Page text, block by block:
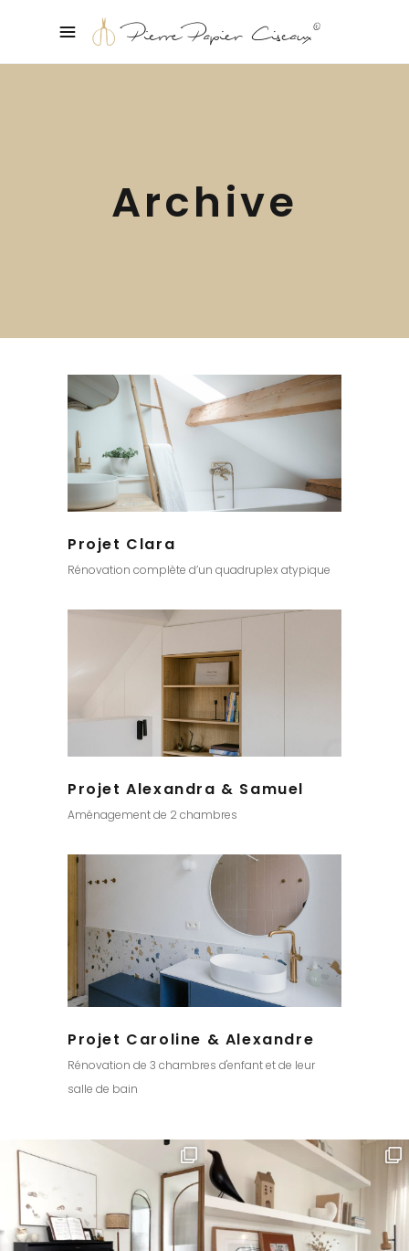
Archive
Projet Clara
Rénovation complète d’un quadruplex atypique
Projet Alexandra & Samuel
Aménagement de 2 chambres
Projet Caroline & Alexandre
Rénovation de 3 chambres d'enfant et de leur
salle de bain